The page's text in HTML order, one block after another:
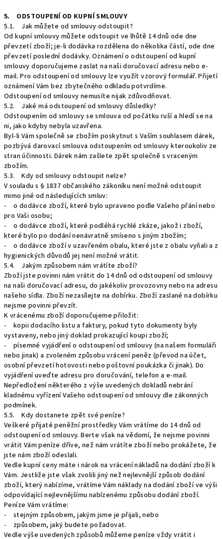
5. ODSTOUPENÍ OD KUPNÍ SMLOUVY
5.1. Jak můžete od smlouvy odstoupit?
Od kupní smlouvy můžete odstoupit ve lhůtě 14 dnů ode dne
převzetí zboží; je-li dodávka rozdělena do několika částí, ode dne
převzetí poslední dodávky. Oznámení o odstoupení od kupní
smlouvy doporučujeme zaslat na naši doručovací adresu nebo e-
mail. Pro odstoupení od smlouvy lze využít vzorový formulář. Přijetí
oznámení Vám bez zbytečného odkladu potvrdíme.
Odstoupení od smlouvy nemusíte nijak zdůvodňovat.
5.2. Jaké má odstoupení od smlouvy důsledky?
Odstoupením od smlouvy se smlouva od počátku ruší a hledí se na
ni, jako kdyby nebyla uzavřena.
Byl-li Vám společně se zbožím poskytnut s Vaším souhlasem dárek,
pozbývá darovací smlouva odstoupením od smlouvy kteroukoliv ze
stran účinnosti. Dárek nám zašlete zpět společně s vraceným
zbožím.
5.3. Kdy od smlouvy odstoupit nelze?
V souladu s § 1837 občanského zákoníku není možné odstoupit
mimo jiné od následujících smluv:
- o dodávce zboží, které bylo upraveno podle Vašeho přání nebo
pro Vaši osobu;
- o dodávce zboží, které podléhá rychlé zkáze, jakož i zboží,
které bylo po dodání nenávratně smíseno s jiným zbožím;
- o dodávce zboží v uzavřeném obalu, které jste z obalu vyňali a z
hygienických důvodů jej není možné vrátit.
5.4. Jakým způsobem nám vrátíte zboží?
Zboží jste povinni nám vrátit do 14 dnů od odstoupení od smlouvy
na naši doručovací adresu, do jakékoliv provozovny nebo na adresu
našeho sídla. Zboží nezasílejte na dobírku. Zboží zaslané na dobírku
nejsme povinni převzít.
K vrácenému zboží doporučujeme přiložit:
- kopii dodacího listu a faktury, pokud tyto dokumenty byly
vystaveny, nebo jiný doklad prokazující koupi zboží;
- písemné vyjádření o odstoupení od smlouvy (na našem formuláři
nebo jinak) a zvoleném způsobu vrácení peněz (převod na účet,
osobní převzetí hotovosti nebo poštovní poukázka či jinak). Do
vyjádření uveďte adresu pro doručování, telefon a e-mail.
Nepředložení některého z výše uvedených dokladů nebrání
kladnému vyřízení Vašeho odstoupení od smlouvy dle zákonných
podmínek.
5.5. Kdy dostanete zpět své peníze?
Veškeré přijaté peněžní prostředky Vám vrátíme do 14 dnů od
odstoupení od smlouvy. Berte však na vědomí, že nejsme povinni
vrátit Vám peníze dříve, než nám vrátíte zboží nebo prokážete, že
jste nám zboží odeslali.
Vedle kupní ceny máte i nárok na vrácení nákladů na dodání zboží k
Vám. Jestliže jste však zvolili jiný než nejlevnější způsob dodání
zboží, který nabízíme, vrátíme Vám náklady na dodání zboží ve výši
odpovídající nejlevnějšímu nabízenému způsobu dodání zboží.
Peníze Vám vrátíme:
- stejným způsobem, jakým jsme je přijali, nebo
- způsobem, jaký budete požadovat.
Vedle výše uvedených způsobů můžeme peníze vždy vrátit i